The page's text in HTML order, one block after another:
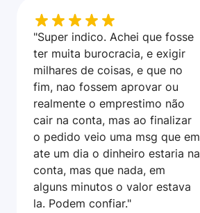
"Super indico. Achei que fosse
ter muita burocracia, e exigir
milhares de coisas, e que no
fim, nao fossem aprovar ou
realmente o emprestimo não
cair na conta, mas ao finalizar
o pedido veio uma msg que em
ate um dia o dinheiro estaria na
conta, mas que nada, em
alguns minutos o valor estava
la. Podem confiar."